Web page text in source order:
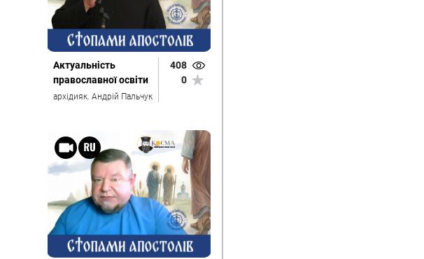
Актуальність
православної освіти
архідияк. Андрій Пальчук
408
0